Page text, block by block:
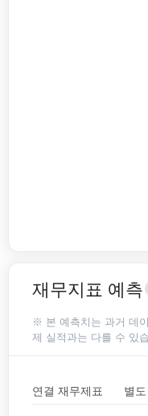
재무지표 예측
※ 본 예측치는 과거 데
제 실적과는 다를 수 있
연결 재무제표 별